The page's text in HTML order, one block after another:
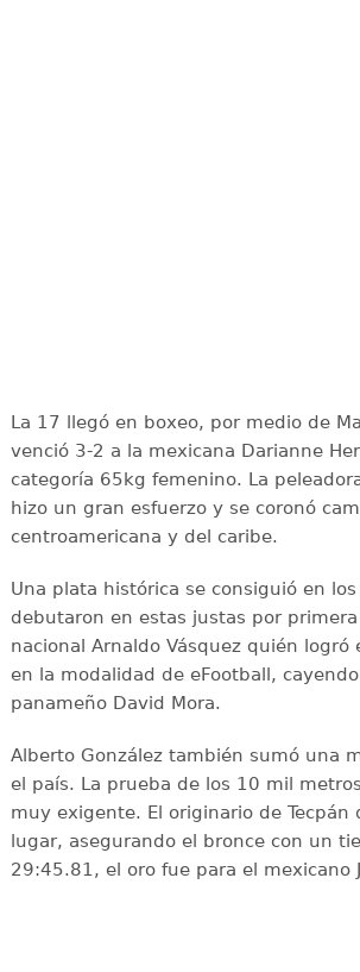
La 17 llegó en boxeo, por medio de
venció 3-2 a la mexicana Darianne
categoría 65kg femenino. La
hizo un gran esfuerzo y se coronó
centroamericana y del caribe.
Una plata histórica se consiguió en
debutaron en estas justas por primera
nacional Arnaldo Vásquez quién logró
en la modalidad de eFootball,
panameño David Mora.
Alberto González también sumó una
el país. La prueba de los 10 mil
muy exigente. El originario de Tecpán
lugar, asegurando el bronce con un
29:45.81, el oro fue para el mexicano